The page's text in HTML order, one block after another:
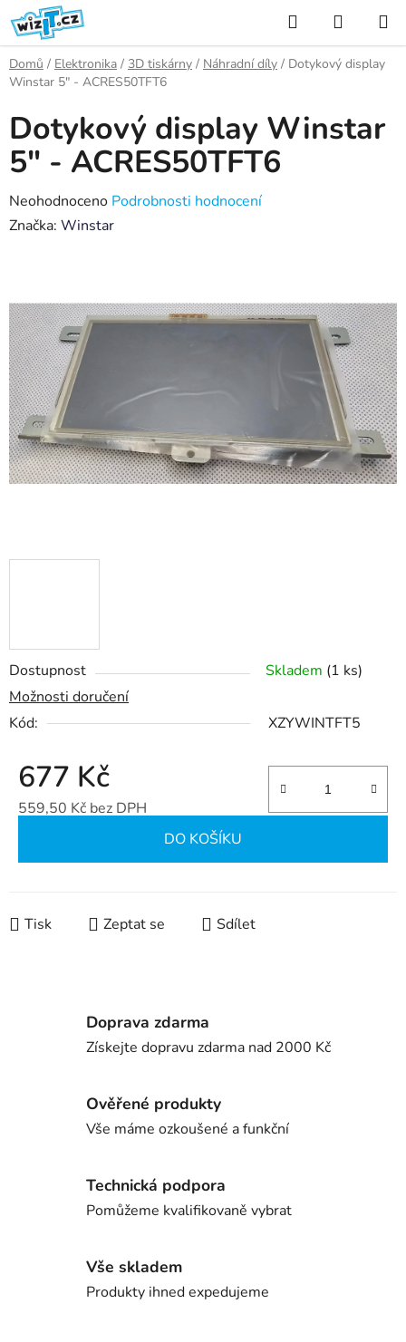
Přejít
na
obsah
Hledat
KOŠÍK
Domů / Elektronika / 3D tiskárny / Náhradní díly / Dotykový display
Winstar 5" - ACRES50TFT6
Dostupnost Skladem (1 ks)
Možnosti doručení
Kód:
XZYWINTFT5
677 Kč
559,50 Kč bez DPH
DO KOŠÍKU
Tisk Zeptat se Sdílet
Dotykový display Winstar
5" - ACRES50TFT6
Průměrné
hodnocení
0,0
z
5
hvězdiček.
Neohodnoceno Podrobnosti hodnocení
Značka: Winstar
Doprava zdarma
Získejte dopravu zdarma nad 2000 Kč
Ověřené produkty
Vše máme ozkoušené a funkční
Technická podpora
Pomůžeme kvalifikovaně vybrat
Vše skladem
Produkty ihned expedujeme